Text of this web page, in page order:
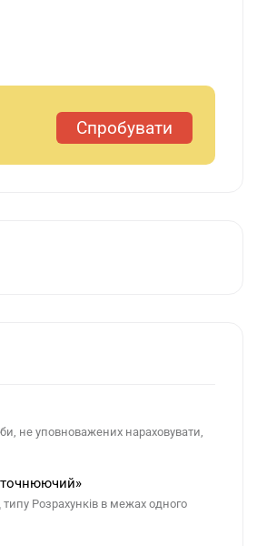
Спробувати
не уповноважених нараховувати,
Розрахунків в межах одного